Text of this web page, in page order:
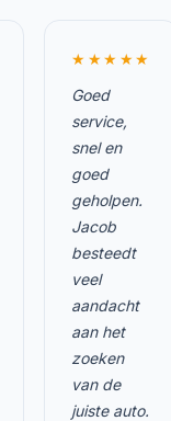
★★★★★
Goed
service,
snel en
goed
geholpen.
Jacob
besteedt
veel
aandacht
aan het
zoeken
van de
juiste auto.